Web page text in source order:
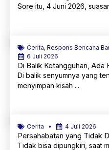
Sore itu, 4 Juni 2026,
Cerita, Respons Bencana
6 Juli 2026
Di Balik Ketangguhan, Ada
Di balik senyumnya yang
menyimpan kisah ...
Cerita 4 Juli 2026
Persahabatan yang Tidak
Tidak bisa dipungkiri, saat